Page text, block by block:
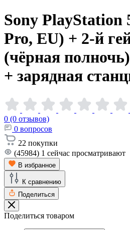
Sony PlayStation
Pro, EU) + 2-й
(чёрная
+ зарядная
0 (0 отзывов)
0 вопросов
22 покупки
(45984) 1 сейчас просматривают
В избранное
К сравнению
Поделиться
Поделиться товаром